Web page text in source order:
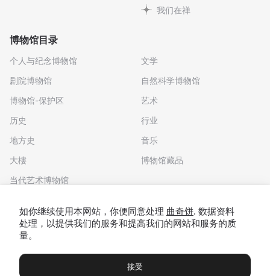
我们在禅
博物馆目录
个人与纪念博物馆
剧院博物馆
博物馆-保护区
历史
地方史
大樓
当代艺术博物馆
文学
自然科学博物馆
艺术
行业
音乐
博物馆藏品
如你继续使用本网站，你便同意处理 曲奇饼. 数据资料
处理，以提供我们的服务和提高我们的网站和服务的质
量。
接受